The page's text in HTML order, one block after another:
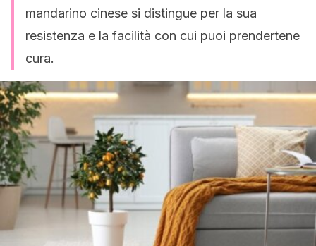
mandarino cinese si distingue per la sua
resistenza e la facilità con cui puoi prendertene
cura.